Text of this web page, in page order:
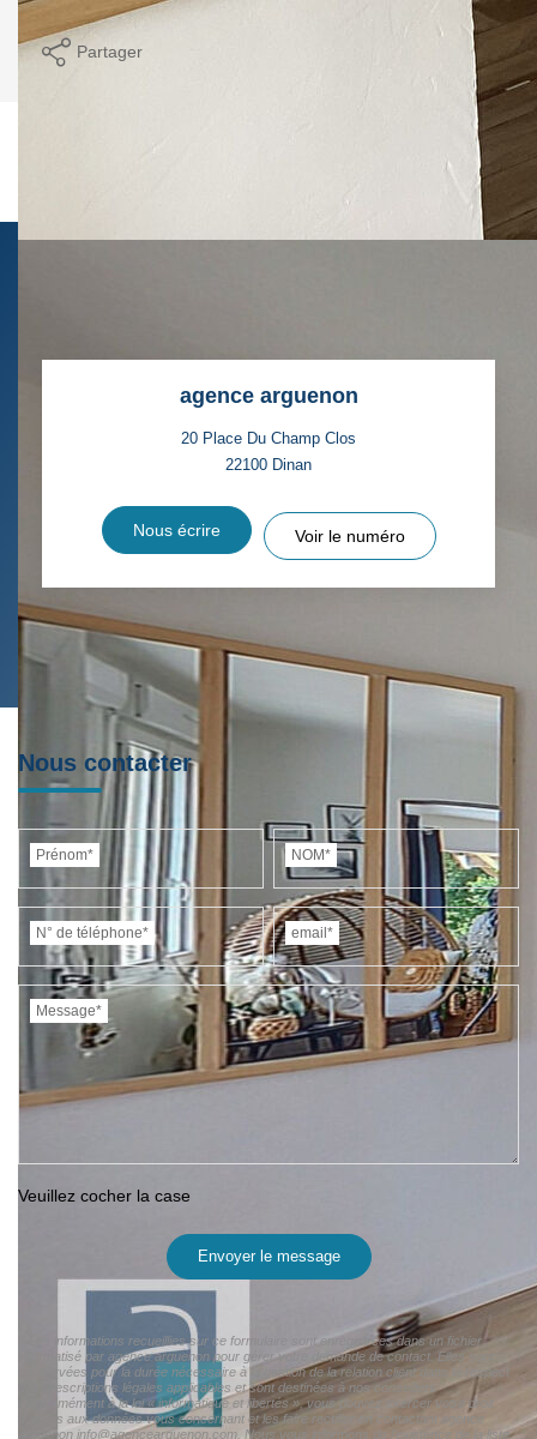
bien
Partager
agence arguenon
20 Place Du Champ Clos
22100 Dinan
Nous écrire Voir le numéro
Nous contacter
Prénom* NOM*
N° de téléphone* email*
Message*
Veuillez cocher la case
Envoyer le message
« Les informations recueillies sur ce formulaire sont enregistrées dans un fichier
informatisé par agence arguenon pour gérer votre demande de contact. Elles sont
conservées pour la durée nécessaire à la gestion de la relation client dans le respect
des prescriptions légales applicables et sont destinées à nos conseillers
Conformément à la loi « informatique et libertés », vous pouvez exercer votre droit
d'accès aux données vous concernant et les faire rectifier en contactant agence
arguenon info@agencearguenon.com. Nous vous informons de l'existence de la liste